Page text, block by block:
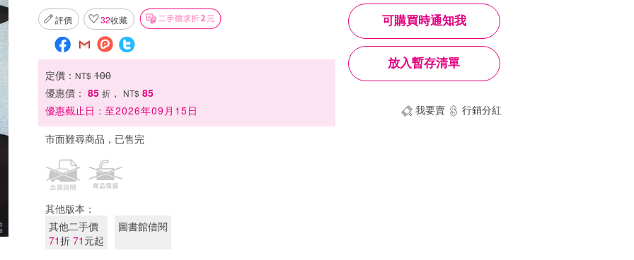
評價 32收藏
定價： NT$ 100
優惠價： 85 折 ， NT$ 85
優惠截止日： 至2026年09月15日
市面難尋商品，已售完
其他版本：
其他二手價
71折 71 元起
圖書館借閱
可購買時通知我
放入暫存清單
我要賣 行銷分紅